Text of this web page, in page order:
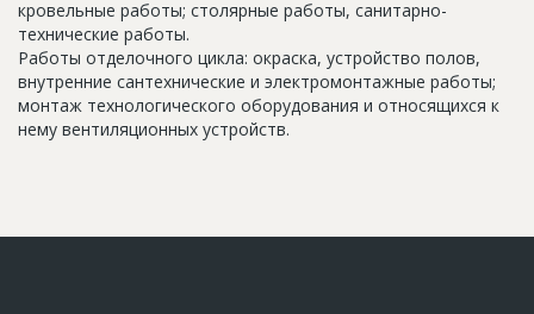
кровельные работы; столярные работы, санитарно-
технические работы.
Работы отделочного цикла: окраска, устройство полов,
внутренние сантехнические и электромонтажные работы;
монтаж технологического оборудования и относящихся к
нему вентиляционных устройств.